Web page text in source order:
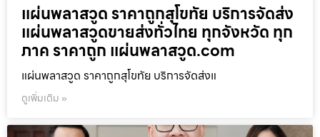
แผ่นพลาสวูด ราคาถูกสุโขทัย บริการจัดส่ง
แผ่นพลาสวูดขายส่งทั่วไทย ทุกจังหวัด ทุก
ภาค ราคาถูก แผ่นพลาสวูด.com
แผ่นพลาสวูด ราคาถูกสุโขทัย บริการจัดส่งแ
ดูเพิ่มเติม »